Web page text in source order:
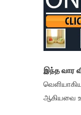
இந்த வார
ஆகியவை